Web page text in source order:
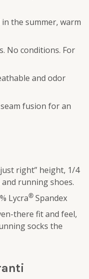
the summer, warm
No conditions. For
and odor
fusion for an
right” height, 1/4
running shoes.
Lycra® Spandex
there fit and feel,
socks the